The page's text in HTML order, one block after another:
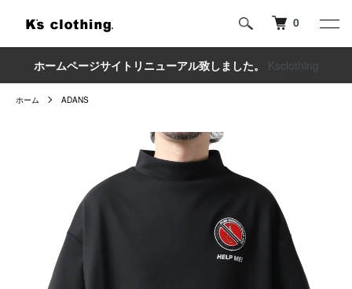
0
ホームページサイトリニューアル致しました。 Ksclothing
ホーム ADANS